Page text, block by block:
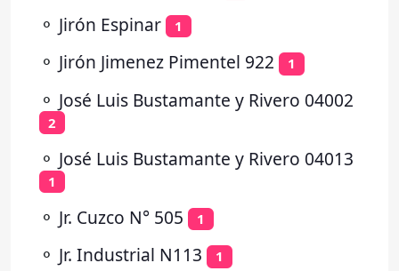
⚬ Jirón Espinar 1
⚬ Jirón Jimenez Pimentel 922 1
⚬ José Luis Bustamante y Rivero 04002
2
⚬ José Luis Bustamante y Rivero 04013
1
⚬ Jr. Cuzco N° 505 1
⚬ Jr. Industrial N113 1